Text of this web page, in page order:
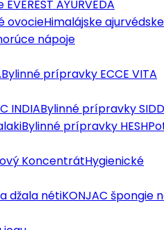
AYURVEDA
ovocieHimalájske
nápoje
Bylinné prípravky ECCE VITA
INDIABylinné prípravky
Bylinné prípravky HESH
KoncentrátHygienické
džala nétiKONJAC špongie